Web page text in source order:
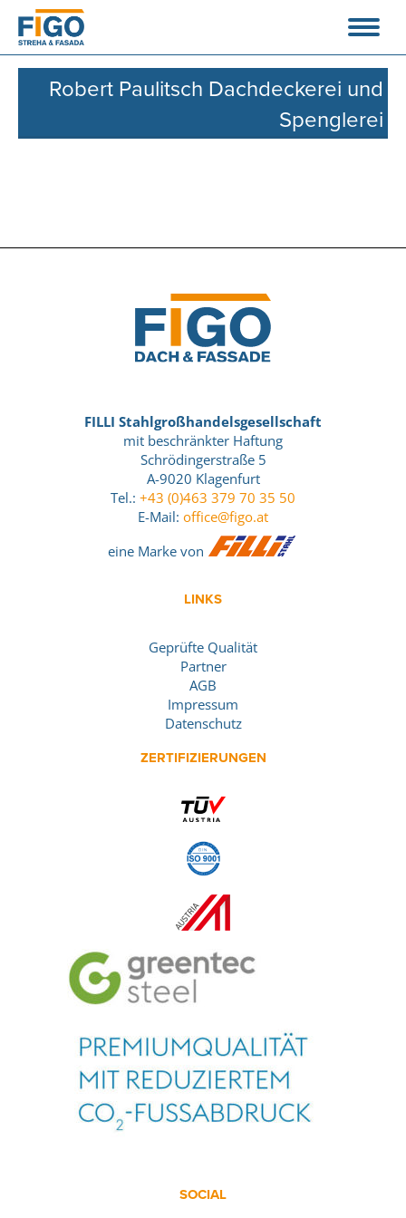
Robert Paulitsch Dachdeckerei und
Spenglerei
FILLI Stahlgroßhandelsgesellschaft
mit beschränkter Haftung
Schrödingerstraße 5
A-9020 Klagenfurt
Tel.: +43 (0)463 379 70 35 50
E-Mail: office@figo.at
eine Marke von
LINKS
Geprüfte Qualität
Partner
AGB
Impressum
Datenschutz
ZERTIFIZIERUNGEN
SOCIAL